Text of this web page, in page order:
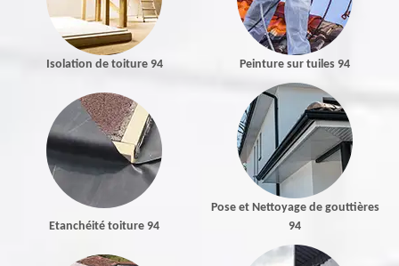
Isolation de toiture 94 Peinture sur tuiles 94
Etanchéité toiture 94
Pose et Nettoyage de gouttières
94